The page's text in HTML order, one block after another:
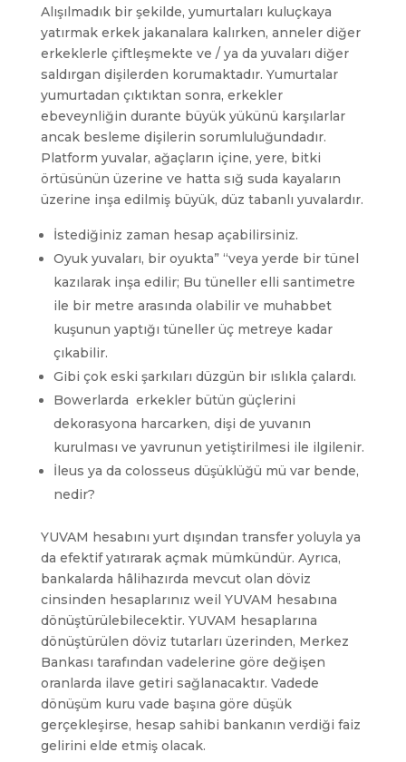
Alışılmadık bir şekilde, yumurtaları kuluçkaya
yatırmak erkek jakanalara kalırken, anneler diğer
erkeklerle çiftleşmekte ve / ya da yuvaları diğer
saldırgan dişilerden korumaktadır. Yumurtalar
yumurtadan çıktıktan sonra, erkekler
ebeveynliğin durante büyük yükünü karşılarlar
ancak besleme dişilerin sorumluluğundadır.
Platform yuvalar, ağaçların içine, yere, bitki
örtüsünün üzerine ve hatta sığ suda kayaların
üzerine inşa edilmiş büyük, düz tabanlı yuvalardır.
İstediğiniz zaman hesap açabilirsiniz.
Oyuk yuvaları, bir oyukta” “veya yerde bir tünel
kazılarak inşa edilir; Bu tüneller elli santimetre
ile bir metre arasında olabilir ve muhabbet
kuşunun yaptığı tüneller üç metreye kadar
çıkabilir.
Gibi çok eski şarkıları düzgün bir ıslıkla çalardı.
Bowerlarda erkekler bütün güçlerini
dekorasyona harcarken, dişi de yuvanın
kurulması ve yavrunun yetiştirilmesi ile ilgilenir.
İleus ya da colosseus düşüklüğü mü var bende,
nedir?
YUVAM hesabını yurt dışından transfer yoluyla ya
da efektif yatırarak açmak mümkündür. Ayrıca,
bankalarda hâlihazırda mevcut olan döviz
cinsinden hesaplarınız weil YUVAM hesabına
dönüştürülebilecektir. YUVAM hesaplarına
dönüştürülen döviz tutarları üzerinden, Merkez
Bankası tarafından vadelerine göre değişen
oranlarda ilave getiri sağlanacaktır. Vadede
dönüşüm kuru vade başına göre düşük
gerçekleşirse, hesap sahibi bankanın verdiği faiz
gelirini elde etmiş olacak.